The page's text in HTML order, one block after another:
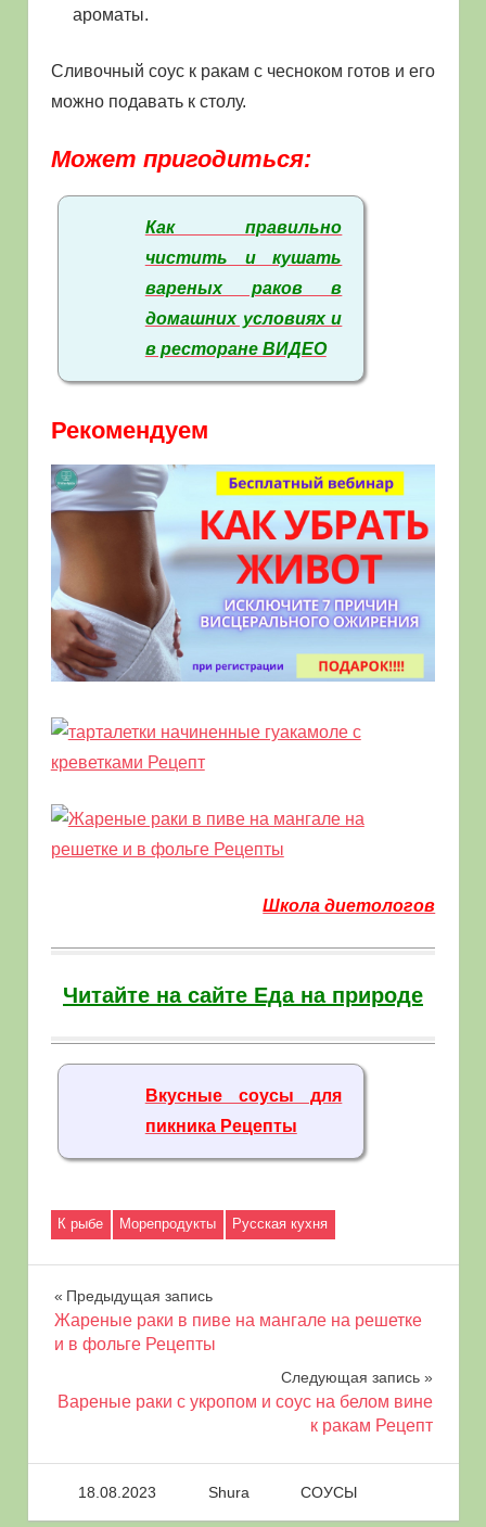
ароматы.
Сливочный соус к ракам с чесноком готов и его
можно подавать к столу.
Может пригодиться:
Как правильно
чистить и кушать
вареных раков в
домашних условиях и
в ресторане ВИДЕО
Рекомендуем
Школа диетологов
Читайте на сайте Еда на природе
Вкусные соусы для
пикника Рецепты
К рыбе Морепродукты Русская кухня
Навигация
по
записям
Предыдущая запись
Жареные раки в пиве на мангале на решетке
и в фольге Рецепты
Следующая запись
Вареные раки с укропом и соус на белом вине
к ракам Рецепт
18.08.2023 Shura СОУСЫ